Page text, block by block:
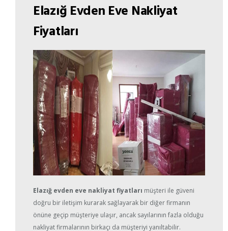
Elazığ Evden Eve Nakliyat
Fiyatları
Elazığ evden eve nakliyat fiyatları müşteri ile güveni
doğru bir iletişim kurarak sağlayarak bir diğer firmanın
önüne geçip müşteriye ulaşır, ancak sayılarının fazla olduğu
nakliyat firmalarının birkaçı da müşteriyi yanıltabilir.